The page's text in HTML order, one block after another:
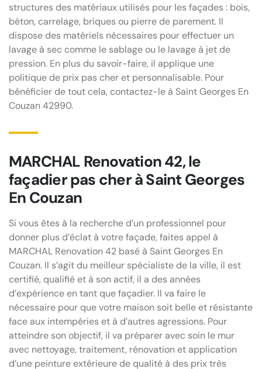
structures des matériaux utilisés pour les façades : bois,
béton, carrelage, briques ou pierre de parement. Il
dispose des matériels nécessaires pour effectuer un
lavage à sec comme le sablage ou le lavage à jet de
pression. En plus du savoir-faire, il applique une
politique de prix pas cher et personnalisable. Pour
bénéficier de tout cela, contactez-le à Saint Georges En
Couzan 42990.
MARCHAL Renovation 42, le
façadier pas cher à Saint Georges
En Couzan
Si vous êtes à la recherche d’un professionnel pour
donner plus d’éclat à votre façade, faites appel à
MARCHAL Renovation 42 basé à Saint Georges En
Couzan. Il s’agit du meilleur spécialiste de la ville, il est
certifié, qualifié et à son actif, il a des années
d’expérience en tant que façadier. Il va faire le
nécessaire pour que votre maison soit belle et résistante
face aux intempéries et à d’autres agressions. Pour
atteindre son objectif, il va préparer avec soin le mur
avec nettoyage, traitement, rénovation et application
d’une peinture extérieure de qualité à des prix très